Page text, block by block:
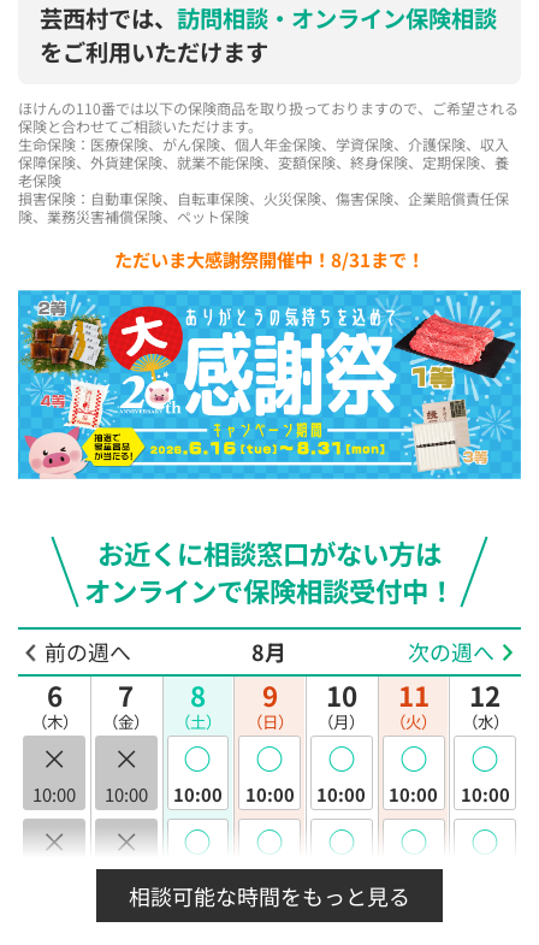
芸西村では、訪問相談・オンライン保険相談
をご利用いただけます
ほけんの110番では以下の保険商品を取り扱っておりますので、ご希望される
保険と合わせてご相談いただけます。
生命保険：医療保険、がん保険、個人年金保険、学資保険、介護保険、収入
保障保険、外貨建保険、就業不能保険、変額保険、終身保険、定期保険、養
老保険
損害保険：自動車保険、自転車保険、火災保険、傷害保険、企業賠償責任保
険、業務災害補償保険、ペット保険
ただいま大感謝祭開催中！8/31まで！
お近くに相談窓口がない方は
オンラインで保険相談受付中！
前の週へ 8月 次の週へ
6
（木）
×
10:00
×
7
（金）
×
10:00
×
10:30
×
8
（土）
◯
10:00
◯
10:30
◯
9
（日）
◯
10:00
◯
10:30
◯
10
（月）
◯
10:00
◯
10:30
◯
11
（火）
◯
10:00
◯
10:30
◯
12
（水）
◯
10:00
◯
相談可能な時間をもっと見る